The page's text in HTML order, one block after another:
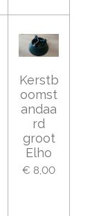
Kerstb
oomst
andaa
rd
groot
Elho
€ 8,00